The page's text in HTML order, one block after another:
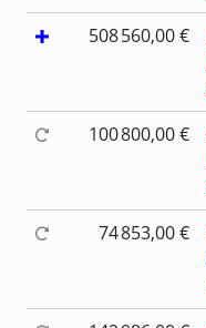
508 560,00 €
100 800,00 €
74 853,00 €